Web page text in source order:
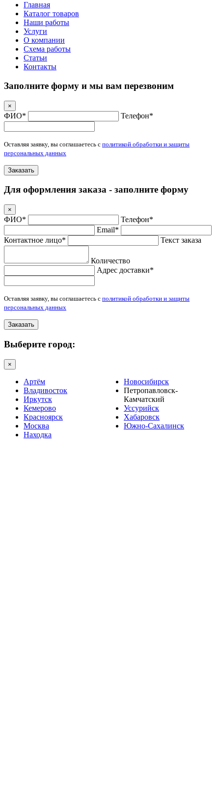
Главная
Каталог товаров
Наши работы
Услуги
О компании
Схема работы
Статьи
Контакты
Заполните форму и мы вам перезвоним
×
ФИО* Телефон*
Оставляя заявку, вы соглашаетесь с политикой обработки и защиты
персональных данных
Заказать
Для оформления заказа - заполните форму
×
ФИО*
Телефон*
Email*
Контактное лицо*
Текст заказа
Количество
Адрес доставки*
Оставляя заявку, вы соглашаетесь с политикой обработки и защиты
персональных данных
Заказать
Выберите город:
×
Артём
Владивосток
Иркутск
Кемерово
Красноярск
Москва
Находка
Новосибирск
Петропавловск-
Камчатский
Уссурийск
Хабаровск
Южно-Сахалинск